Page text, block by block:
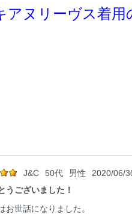
アヌリーヴス着
J&C 50代 男性
2020/06/
うございました！
お世話になりました。